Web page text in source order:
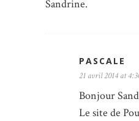
Sandrine.
PASCALE
21 avril 2014 at
Bonjour
Le site de